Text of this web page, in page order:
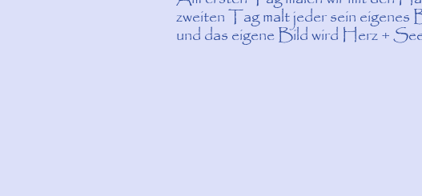
zweiten Tag malt jeder sein
und das eigene Bild wird Herz +